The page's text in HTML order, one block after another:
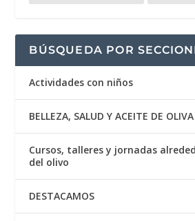
BÚSQUEDA POR
Actividades con niños
BELLEZA, SALUD Y ACEITE DE OLIVA
Cursos, talleres y jornadas
del olivo
DESTACAMOS